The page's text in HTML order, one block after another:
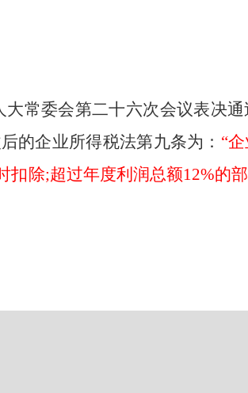
大常委会第二十六次会议表决
的企业所得税法第九条为： “
扣除;超过年度利润总额12%的